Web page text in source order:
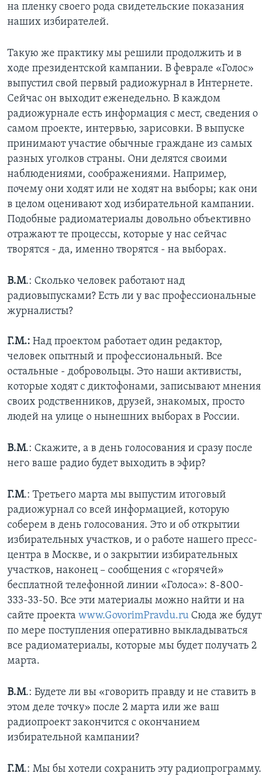
на пленку своего рода свидетельские показания
наших избирателей.
Такую же практику мы решили продолжить и в
ходе президентской кампании. В феврале «Голос»
выпустил свой первый радиожурнал в Интернете.
Сейчас он выходит еженедельно. В каждом
радиожурнале есть информация с мест, сведения о
самом проекте, интервью, зарисовки. В выпуске
принимают участие обычные граждане из самых
разных уголков страны. Они делятся своими
наблюдениями, соображениями. Например,
почему они ходят или не ходят на выборы; как они
в целом оценивают ход избирательной кампании.
Подобные радиоматериалы довольно объективно
отражают те процессы, которые у нас сейчас
творятся - да, именно творятся - на выборах.
В.М.: Сколько человек работают над
радиовыпусками? Есть ли у вас профессиональные
журналисты?
Г.М.: Над проектом работает один редактор,
человек опытный и профессиональный. Все
остальные - добровольцы. Это наши активисты,
которые ходят с диктофонами, записывают мнения
своих родственников, друзей, знакомых, просто
людей на улице о нынешних выборах в России.
В.М.: Скажите, а в день голосования и сразу после
него ваше радио будет выходить в эфир?
Г.М.: Третьего марта мы выпустим итоговый
радиожурнал со всей информацией, которую
соберем в день голосования. Это и об открытии
избирательных участков, и о работе нашего пресс-
центра в Москве, и о закрытии избирательных
участков, наконец – сообщения с «горячей»
бесплатной телефонной линии «Голоса»: 8-800-
333-33-50. Все эти материалы можно найти и на
сайте проекта www.GovorimPravdu.ru Сюда же будут
по мере поступления оперативно выкладываться
все радиоматериалы, которые мы будет получать 2
марта.
В.М.: Будете ли вы «говорить правду и не ставить в
этом деле точку» после 2 марта или же ваш
радиопроект закончится с окончанием
избирательной кампании?
Г.М.: Мы бы хотели сохранить эту радиопрограмму.